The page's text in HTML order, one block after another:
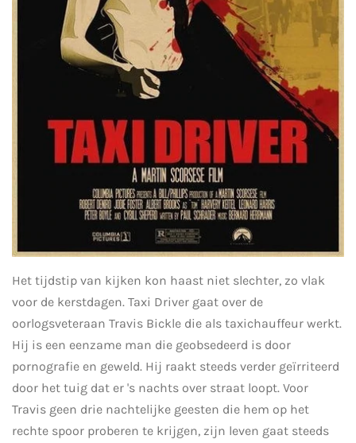
Het tijdstip van kijken kon haast niet slechter, zo vlak
voor de kerstdagen. Taxi Driver gaat over de
oorlogsveteraan Travis Bickle die als taxichauffeur werkt.
Hij is een eenzame man die geobsedeerd is door
pornografie en geweld. Hij raakt steeds verder geïrriteerd
door het tuig dat er 's nachts over straat loopt. Voor
Travis geen drie nachtelijke geesten die hem op het
rechte spoor proberen te krijgen, zijn leven gaat steeds